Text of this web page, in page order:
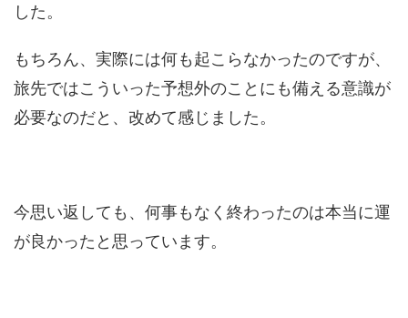
した。
もちろん、実際には何も起こらなかったのですが、
旅先ではこういった予想外のことにも備える意識が
必要なのだと、改めて感じました。
今思い返しても、何事もなく終わったのは本当に運
が良かったと思っています。